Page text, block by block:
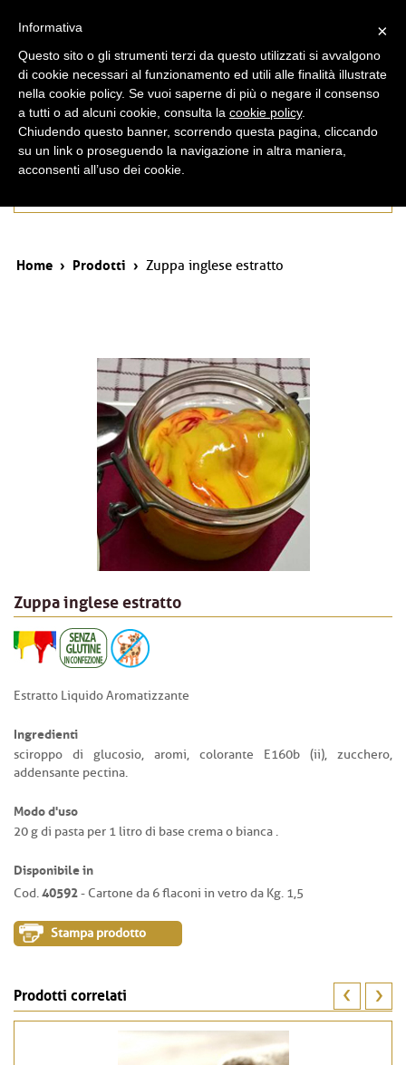
Home › Prodotti › Zuppa inglese estratto
Zuppa inglese estratto
Estratto Liquido Aromatizzante
Ingredienti
sciroppo di glucosio, aromi, colorante E160b (ii), zucchero,
addensante pectina.
Modo d'uso
20 g di pasta per 1 litro di base crema o bianca .
Disponibile in
Cod.40592- Cartone da 6 flaconi in vetro da Kg. 1,5
Stampa prodotto
Prodotti correlati
×
Informativa
Questo sito o gli strumenti terzi da questo utilizzati si avvalgono
di cookie necessari al funzionamento ed utili alle finalità illustrate
nella cookie policy. Se vuoi saperne di più o negare il consenso
a tutti o ad alcuni cookie, consulta la cookie policy.
Chiudendo questo banner, scorrendo questa pagina, cliccando
su un link o proseguendo la navigazione in altra maniera,
acconsenti all’uso dei cookie.